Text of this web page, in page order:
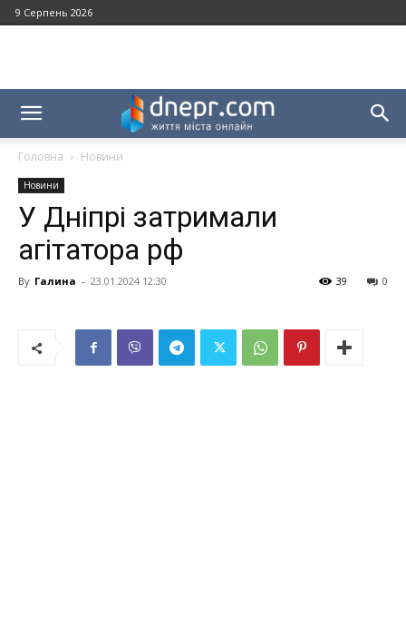
9 Серпень 2026
Головна Новини
Новини
У Дніпрі затримали
агітатора рф
By Галина - 23.01.2024 12:30 0
39